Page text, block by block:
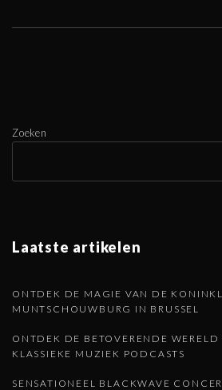
Zoeken
Laatste artikelen
ONTDEK DE MAGIE VAN DE
MUNTSCHOUWBURG IN BRUSSEL
ONTDEK DE BETOVERENDE WERELD
KLASSIEKE MUZIEK PODCASTS
SENSATIONEEL BLACKWAVE